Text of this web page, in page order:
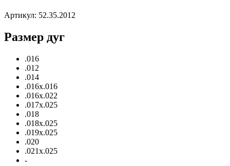
Артикул: 52.35.2012
Размер дуг
.016
.012
.014
.016х.016
.016х.022
.017х.025
.018
.018х.025
.019х.025
.020
.021х.025
-